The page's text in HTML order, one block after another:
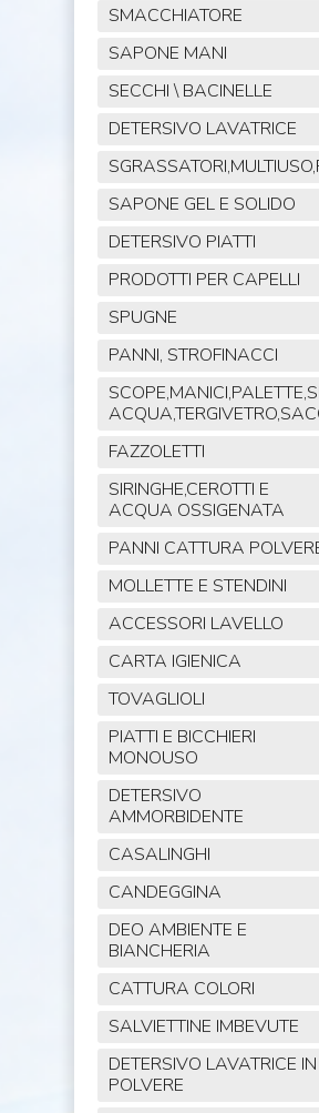
SMACCHIATORE
SAPONE MANI
SECCHI \ BACINELLE
DETERSIVO LAVATRICE
SAPONE GEL E SOLIDO
DETERSIVO PIATTI
PRODOTTI PER CAPELLI
SPUGNE
PANNI, STROFINACCI
FAZZOLETTI
SIRINGHE,CEROTTI E
ACQUA OSSIGENATA
PANNI CATTURA
MOLLETTE E STENDINI
ACCESSORI LAVELLO
CARTA IGIENICA
TOVAGLIOLI
PIATTI E BICCHIERI
MONOUSO
DETERSIVO
AMMORBIDENTE
CASALINGHI
CANDEGGINA
DEO AMBIENTE E
BIANCHERIA
CATTURA COLORI
SALVIETTINE IMBEVUTE
DETERSIVO LAVATRICE IN
POLVERE